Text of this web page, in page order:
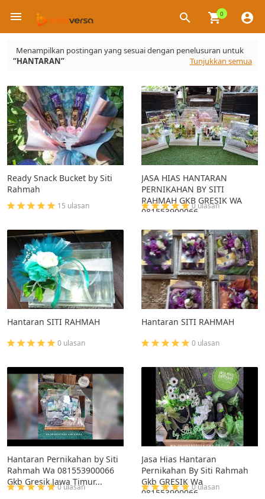
0
×
Menampilkan postingan yang sesuai dengan penelusuran untuk
HANTARAN
Tunjukkan semua
Ready Snack Bucket by Siti
Rahmah
15 ulasan
JASA HIAS HANTARAN
PERNIKAHAN BY SITI
RAHMAH GKB GRESIK WA
081553900066
0 ulasan
Hantaran SITI RAHMAH
0 ulasan
Hantaran SITI RAHMAH
0 ulasan
Hantaran Pernikahan by Siti
Rahmah Wa 081553900066
Gkb Gresik Jawa Timur...
0 ulasan
Jasa Hias Hantaran
Pernikahan By Siti Rahmah
Gkb GRESIK Wa
081553900066
0 ulasan